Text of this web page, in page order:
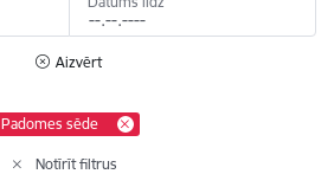
Aizvērt
Padomes sēde
Notīrīt filtrus